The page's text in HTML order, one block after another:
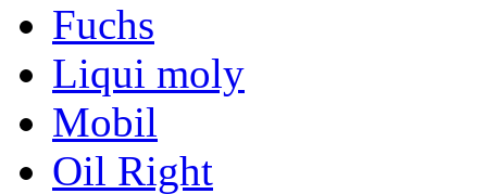
Fuchs
Liqui moly
Mobil
Oil Right